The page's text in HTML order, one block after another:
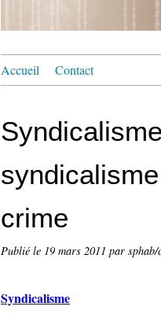
Accueil Contact
crime
Publié le 19 mars 2011 par
Syndicalisme